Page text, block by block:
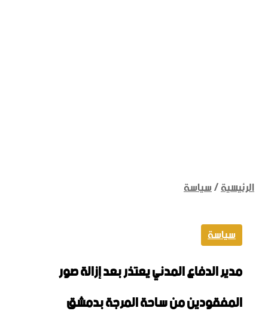
الرئيسية/سياسة
سياسة
مدير الدفاع المدني يعتذر بعد إزالة صور
المفقودين من ساحة المرجة بدمشق